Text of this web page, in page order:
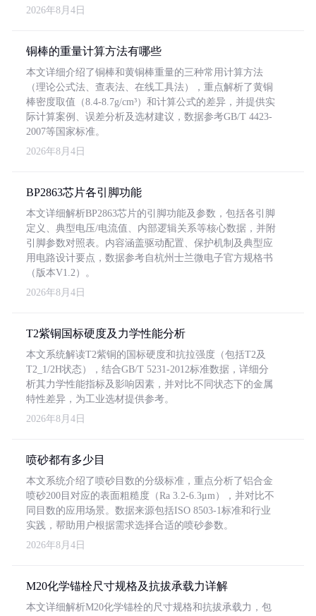
2026年8月4日
铜棒的重量计算方法有哪些
本文详细介绍了铜棒和黄铜棒重量的三种常用计算方法
（理论公式法、查表法、在线工具法），重点解析了黄铜
棒密度取值（8.4-8.7g/cm³）和计算公式的差异，并提供实
际计算案例、误差分析及选材建议，数据参考GB/T 4423-
2007等国家标准。
2026年8月4日
BP2863芯片各引脚功能
本文详细解析BP2863芯片的引脚功能及参数，包括各引脚
定义、典型电压/电流值、内部逻辑关系等核心数据，并附
引脚参数对照表。内容涵盖驱动配置、保护机制及典型应
用电路设计要点，数据参考自杭州士兰微电子官方规格书
（版本V1.2）。
2026年8月4日
T2紫铜国标硬度及力学性能分析
本文系统解读T2紫铜的国标硬度和抗拉强度（包括T2及
T2_1/2H状态），结合GB/T 5231-2012标准数据，详细分
析其力学性能指标及影响因素，并对比不同状态下的金属
特性差异，为工业选材提供参考。
2026年8月4日
喷砂都有多少目
本文系统介绍了喷砂目数的分级标准，重点分析了铝合金
喷砂200目对应的表面粗糙度（Ra 3.2-6.3μm），并对比不
同目数的应用场景。数据来源包括ISO 8503-1标准和行业
实践，帮助用户根据需求选择合适的喷砂参数。
2026年8月4日
M20化学锚栓尺寸规格及抗拔承载力详解
本文详细解析M20化学锚栓的尺寸规格和抗拔承载力，包